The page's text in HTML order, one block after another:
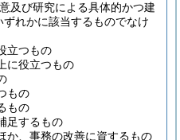
及び研究による具体的かつ建
ずれかに該当するものでなけ
立つもの
に役立つもの
もの
もの
足するもの
か、事務の改善に資するもの